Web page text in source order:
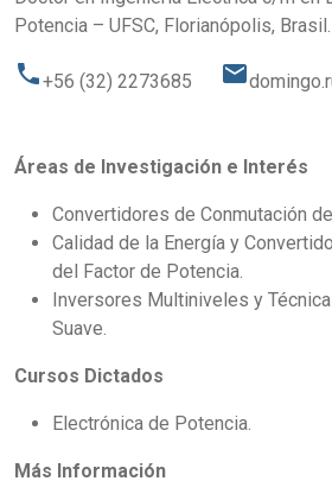
Potencia – UFSC, Florianópolis, Brasil.
phone+56 (32) 2273685 email
Áreas de Investigación e Interés
Convertidores de Conmutación
Calidad de la Energía y
del Factor de Potencia.
Inversores Multiniveles y
Suave.
Cursos Dictados
Electrónica de Potencia.
Más Información